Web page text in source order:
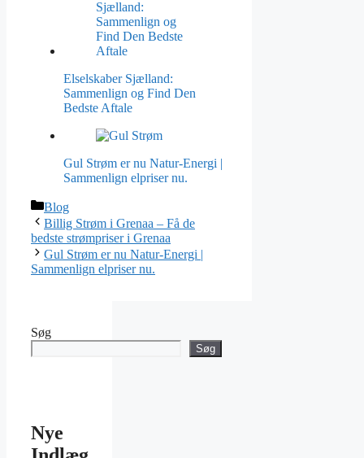
Elselskaber Sjælland:
Sammenlign og Find Den
Bedste Aftale
Gul Strøm er nu Natur-Energi |
Sammenlign elpriser nu.
Blog
Billig Strøm i Grenaa – Få de
bedste strømpriser i Grenaa
Gul Strøm er nu Natur-Energi |
Sammenlign elpriser nu.
Søg
Søg
Nye